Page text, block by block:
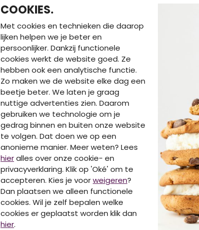
DIT IS
COOKIES.
Met cookies en technieken die daarop
lijken helpen we je beter en
persoonlijker. Dankzij functionele
cookies werkt de website goed. Ze
hebben ook een analytische functie.
Zo maken we de website elke dag een
beetje beter. We laten je graag
nuttige advertenties zien. Daarom
gebruiken we technologie om je
gedrag binnen en buiten onze website
te volgen. Dat doen we op een
anonieme manier. Meer weten? Lees
hieralles over onze cookie- en
privacyverklaring. Klik op 'Oké' om te
accepteren. Kies je voorweigeren?
Dan plaatsen we alleen functionele
cookies. Wil je zelf bepalen welke
cookies er geplaatst worden klik dan
hier.